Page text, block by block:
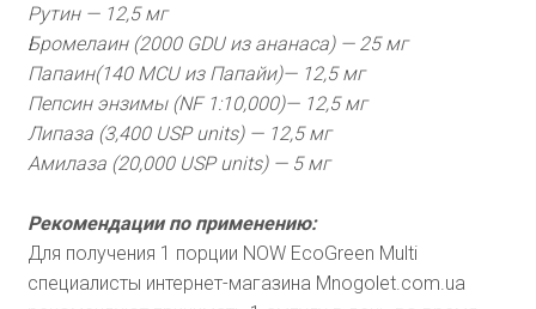
Рутин — 12,5 мг
Бромелаин (2000 GDU из ананаса) — 25 мг
Папаин(140 MCU из Папайи)— 12,5 мг
Пепсин энзимы (NF 1:10,000)— 12,5 мг
Липаза (3,400 USP units) — 12,5 мг
Амилаза (20,000 USP units) — 5 мг
Рекомендации по применению:
Для получения 1 порции NOW EcoGreen Multi
специалисты интернет-магазина Mnogolet.com.ua